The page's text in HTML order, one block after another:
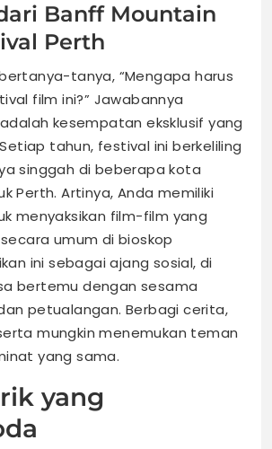
Banff Mountain
Perth
tanya, “Mengapa harus
film ini?” Jawabannya
kesempatan eksklusif yang
tahun, festival ini berkeliling
singgah di beberapa kota
Perth. Artinya, Anda memiliki
menyaksikan film-film yang
umum di bioskop
ini sebagai ajang sosial, di
bertemu dengan sesama
petualangan. Berbagi cerita,
mungkin menemukan teman
yang sama.
yang